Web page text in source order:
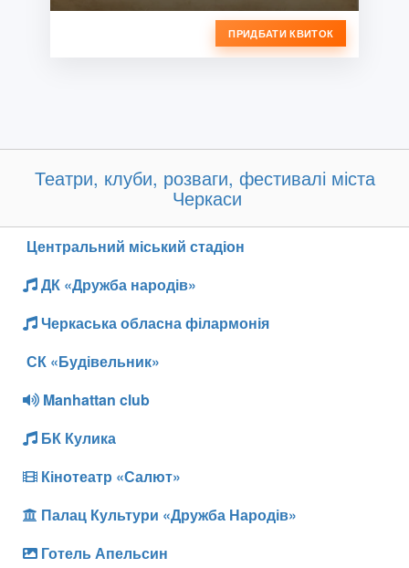
ПРИДБАТИ КВИТОК
Театри, клуби, розваги, фестивалі міста
Черкаси
Центральний міський стадіон
ДК «Дружба народів»
Черкаська обласна філармонія
СК «Будівельник»
Manhattan club
БК Кулика
Кінотеатр «Салют»
Палац Культури «Дружба Народів»
Готель Апельсин